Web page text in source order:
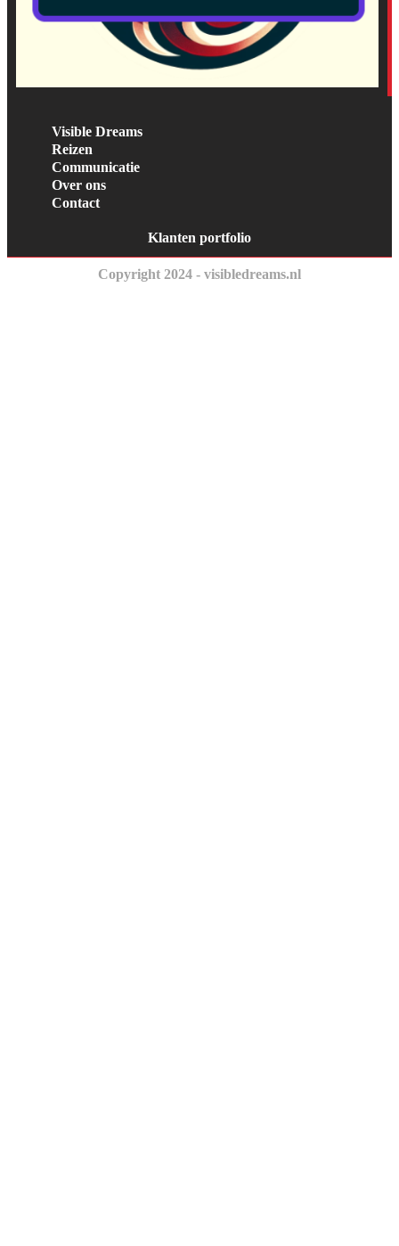
Visible Dreams
Reizen
Communicatie
Over ons
Contact
Klanten portfolio
Copyright 2024 - visibledreams.nl